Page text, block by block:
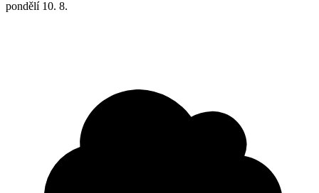
pondělí 10. 8.